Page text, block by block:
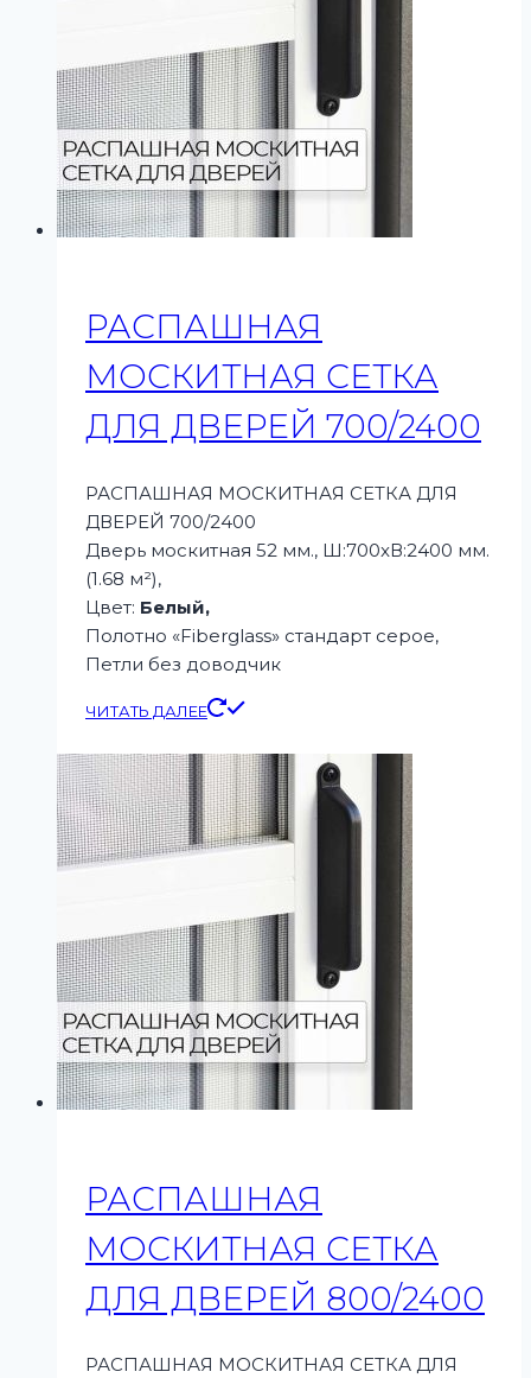
РАСПАШНАЯ
МОСКИТНАЯ СЕТКА
ДЛЯ ДВЕРЕЙ 700/2400
РАСПАШНАЯ МОСКИТНАЯ СЕТКА ДЛЯ
ДВЕРЕЙ 700/2400
Дверь москитная 52 мм., Ш:700xВ:2400 мм.
(1.68 м²),
Цвет: Белый,
Полотно «Fiberglass» стандарт серое,
Петли без доводчик
ЧИТАТЬ ДАЛЕЕ
РАСПАШНАЯ
МОСКИТНАЯ СЕТКА
ДЛЯ ДВЕРЕЙ 800/2400
РАСПАШНАЯ МОСКИТНАЯ СЕТКА ДЛЯ